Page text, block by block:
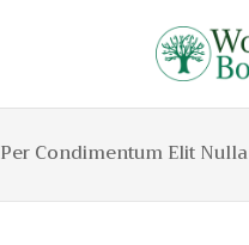
Per Condimentum Elit Nulla